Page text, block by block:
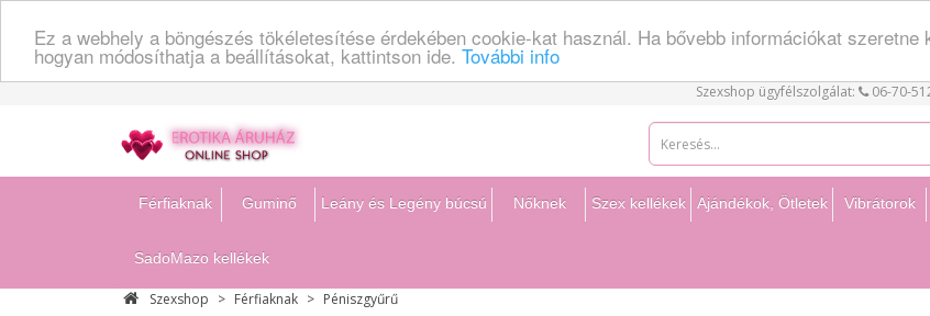
Ez a webhely a böngészés tökéletesítése érdekében cookie-kat használ. Ha bővebb információkat
hogyan módosíthatja a beállításokat, kattintson ide. További info
Szexshop ügyfélszolgálat: 06-70-
Férfiaknak Guminő Leány és Legény búcsú Nőknek Szex kellékek Ajándékok, Ötletek Vibrátorok
SadoMazo kellékek
Szexshop Férfiaknak Péniszgyűrű